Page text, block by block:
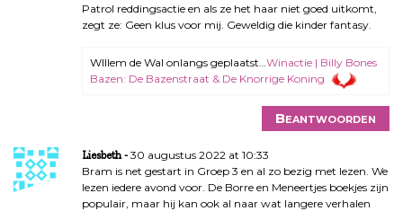
Patrol reddingsactie en als ze het haar niet goed uitkomt,
zegt ze: Geen klus voor mij. Geweldig die kinder fantasy.
WIllem de Wal onlangs geplaatst… Winactie | Billy Bones
Bazen: De Bazenstraat & De Knorrige Koning
Beantwoorden
Liesbeth
30 augustus 2022 at 10:33
Bram is net gestart in Groep 3 en al zo bezig met lezen. We
lezen iedere avond voor. De Borre en Meneertjes boekjes zijn
populair, maar hij kan ook al naar wat langere verhalen